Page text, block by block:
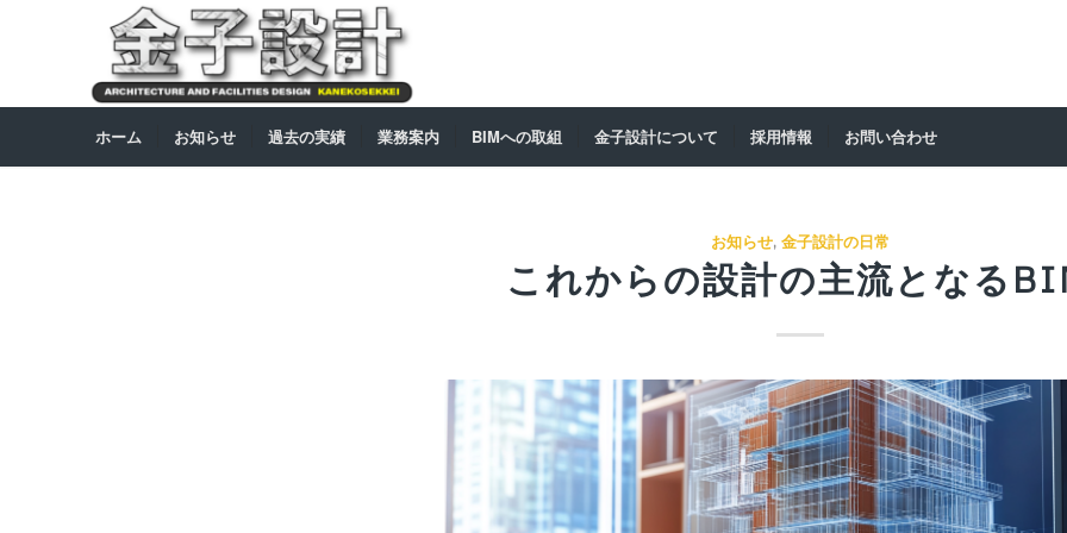
ホーム お知らせ 過去の実績 業務案内 BIMへの取組 金子設計について 採用情報 お問い合わせ
お知らせ, 金子設計の日常
これからの設計の主流となる